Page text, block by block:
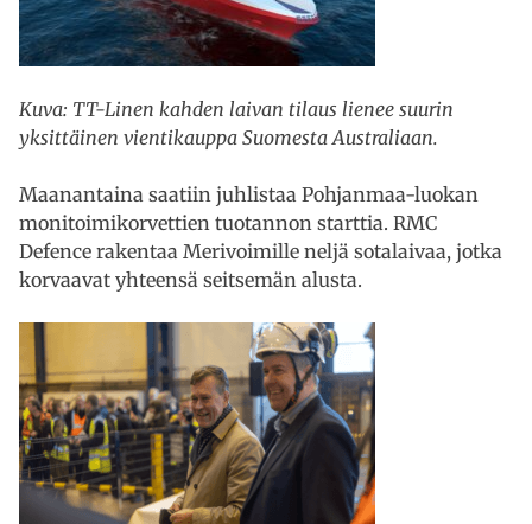
Kuva: TT-Linen kahden laivan tilaus lienee suurin
yksittäinen vientikauppa Suomesta Australiaan.
Maanantaina saatiin juhlistaa Pohjanmaa-luokan
monitoimikorvettien tuotannon starttia. RMC
Defence rakentaa Merivoimille neljä sotalaivaa, jotka
korvaavat yhteensä seitsemän alusta.